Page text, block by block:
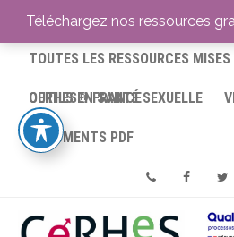
ACCUEIL
TOUTES LES RESSOURCES
CERHES® FRANCE
OUTILS EN SANTÉ SEXUELLE
DOCUMENTS PDF
PhoneFacebook
Téléchargez nos ressources